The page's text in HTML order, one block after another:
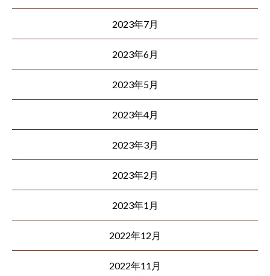
2023年7月
2023年6月
2023年5月
2023年4月
2023年3月
2023年2月
2023年1月
2022年12月
2022年11月